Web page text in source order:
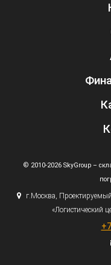
© 2010-2026 SkyGroup –
г.Москва,
«Логистический
+7